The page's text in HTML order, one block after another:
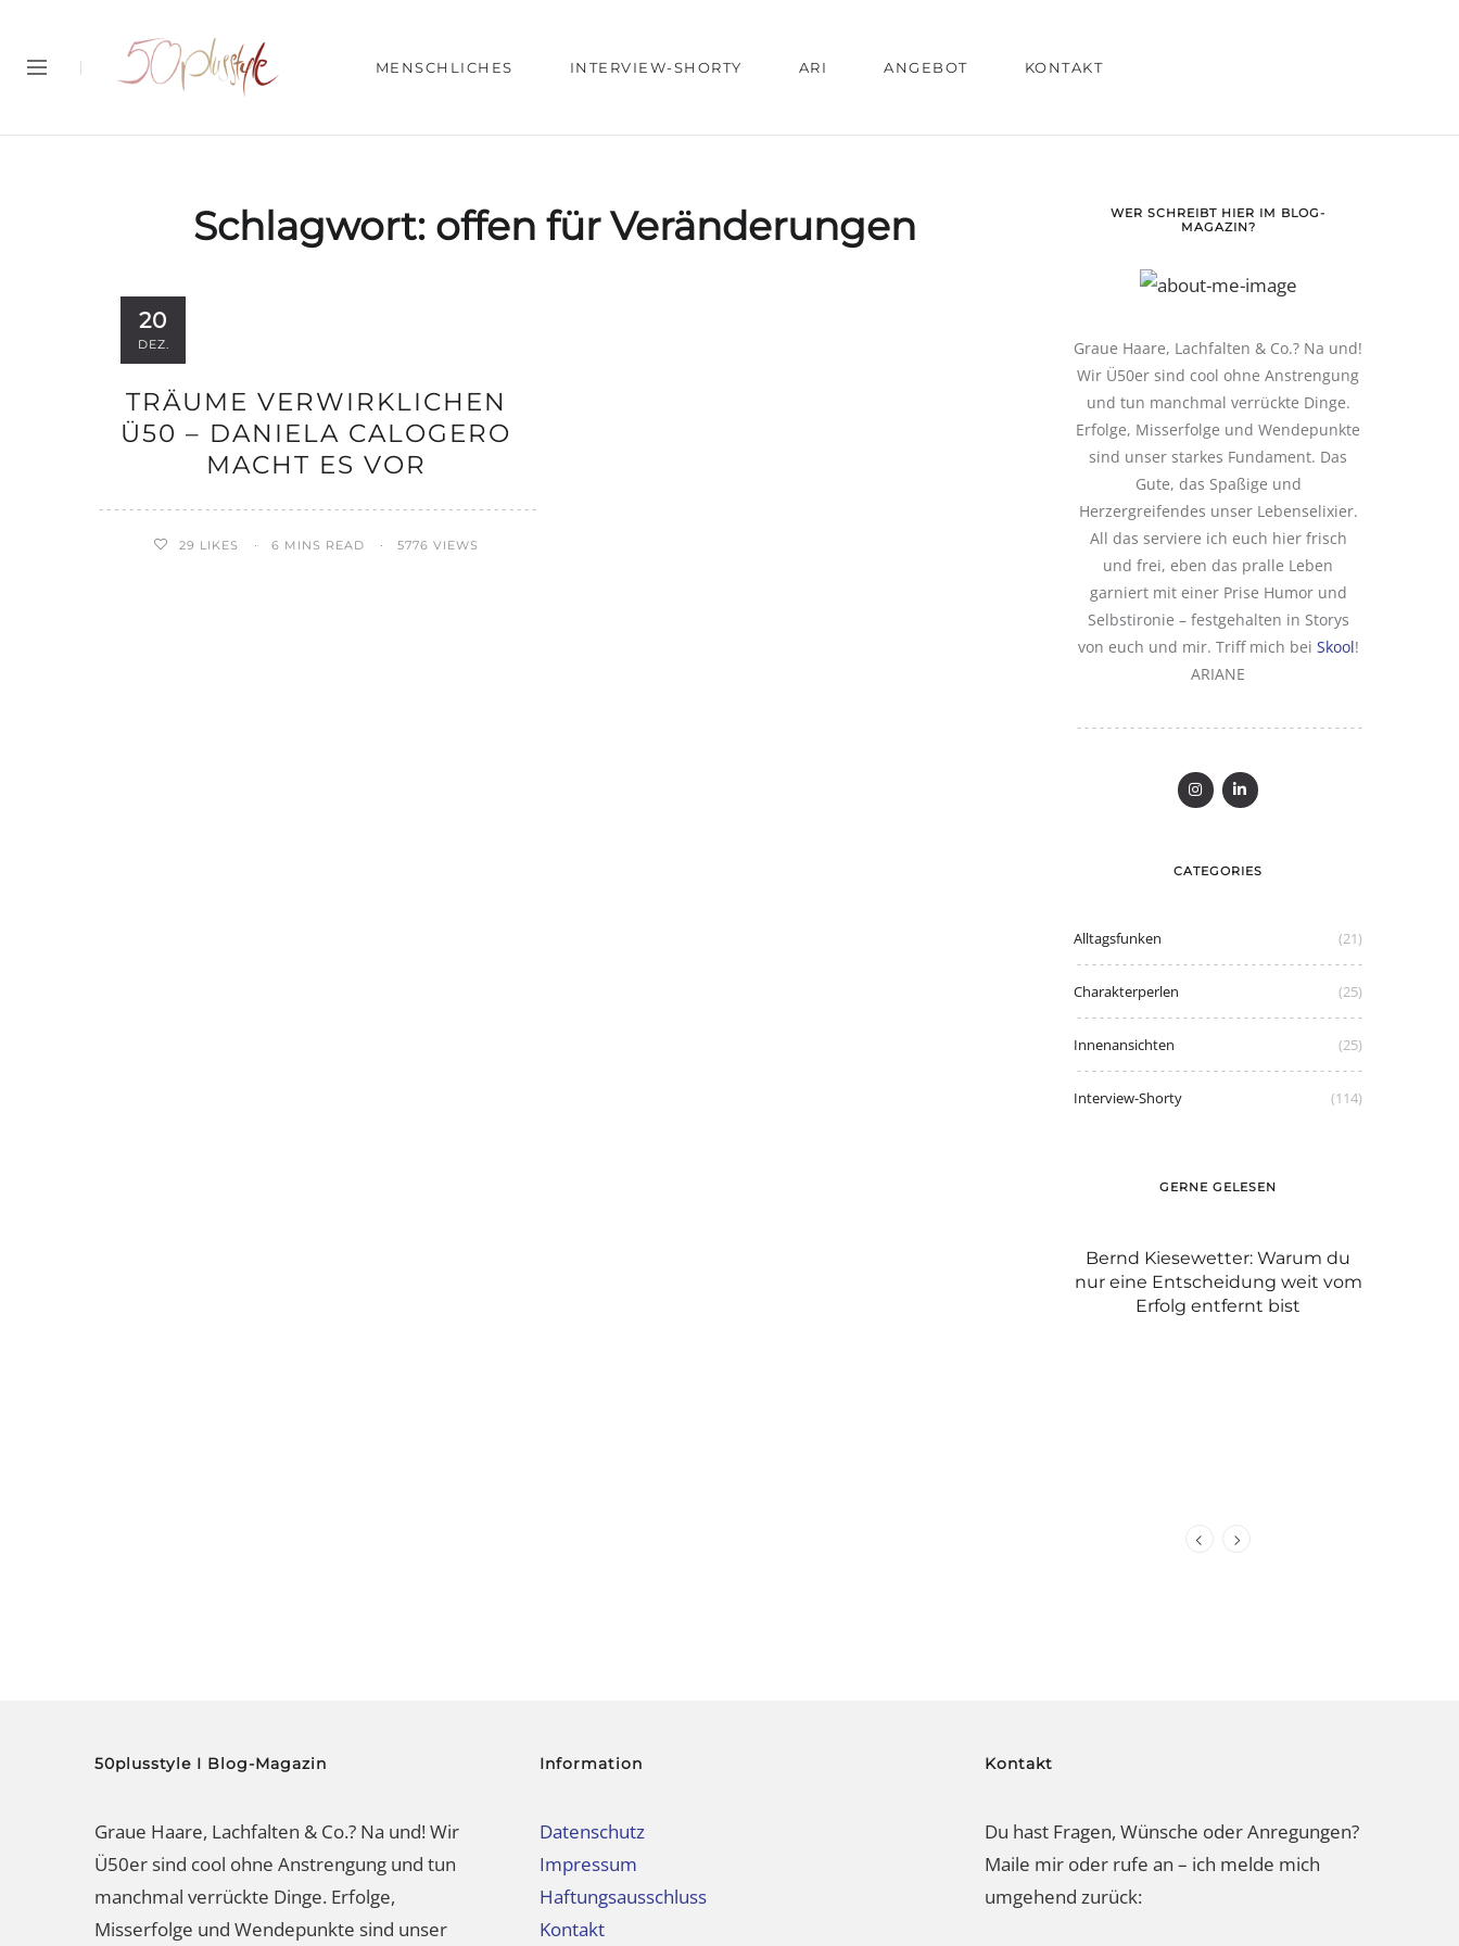
MENSCHLICHES INTERVIEW-SHORTY ARI ANGEBOT KONTAKT
Schlagwort: offen für Veränderungen
20
DEZ.
TRÄUME VERWIRKLICHEN
Ü50 – DANIELA CALOGERO
MACHT ES VOR
29 LIKES 6 MINS READ 5776 VIEWS
WER SCHREIBT HIER IM BLOG-
MAGAZIN?
Graue Haare, Lachfalten & Co.? Na und!
Wir Ü50er sind cool ohne Anstrengung
und tun manchmal verrückte Dinge.
Erfolge, Misserfolge und Wendepunkte
sind unser starkes Fundament. Das
Gute, das Spaßige und
Herzergreifendes unser Lebenselixier.
All das serviere ich euch hier frisch
und frei, eben das pralle Leben
garniert mit einer Prise Humor und
Selbstironie – festgehalten in Storys
von euch und mir. Triff mich bei Skool!
ARIANE
CATEGORIES
Alltagsfunken (21)
Charakterperlen (25)
Innenansichten (25)
Interview-Shorty (114)
GERNE GELESEN
Bernd Kiesewetter: Warum du
nur eine Entscheidung weit vom
Erfolg entfernt bist
Graue Haare: mit Stolz
Caroline oder
Ü50er sind cool ohne Anstrengung und tun
manchmal verrückte Dinge. Erfolge,
Misserfolge und Wendepunkte sind unser
starkes Fundament. Das Gute, das Spaßige
Impressum
Haftungsausschluss
Kontakt
Maile mir oder rufe an – ich melde mich
umgehend zurück: